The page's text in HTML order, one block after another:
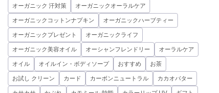
オーガニック 汗対策 オーガニックオーラルケア
オーガニックコットンナプキン オーガニックハーブティー
オーガニックプレゼント オーガニックライフ
オーガニック美容オイル オーシャンフレンドリー オーラルケア
オイル オイルイン・ボディソープ おすすめ お茶
お試し クリーン カード カーボンニュートラル カカオバター